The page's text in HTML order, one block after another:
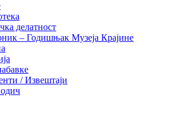
делатност
– Годишњак Музеја Крајине
/ Извештаји